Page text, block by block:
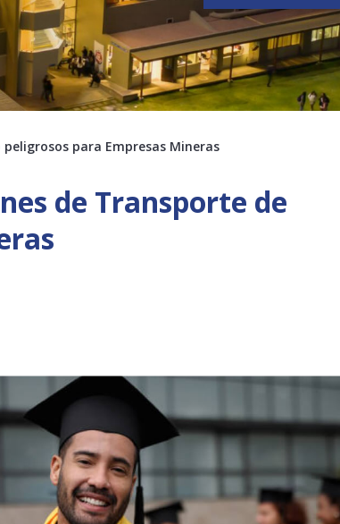
para Empresas Mineras
de Transporte de